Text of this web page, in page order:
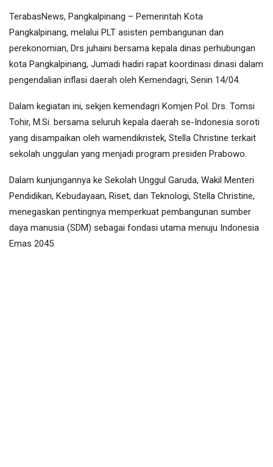
TerabasNews, Pangkalpinang – Pemerintah Kota
Pangkalpinang, melalui PLT asisten pembangunan dan
perekonomian, Drs juhaini bersama kepala dinas perhubungan
kota Pangkalpinang, Jumadi hadiri rapat koordinasi dinasi dalam
pengendalian inflasi daerah oleh Kemendagri, Senin 14/04.
‎Dalam kegiatan ini, sekjen kemendagri Komjen Pol. Drs. Tomsi
Tohir, M.Si. bersama seluruh kepala daerah se-Indonesia soroti
yang disampaikan oleh wamendikristek, Stella Christine terkait
sekolah unggulan yang menjadi program presiden Prabowo.
‎Dalam kunjungannya ke Sekolah Unggul Garuda, Wakil Menteri
Pendidikan, Kebudayaan, Riset, dan Teknologi, Stella Christine,
menegaskan pentingnya memperkuat pembangunan sumber
daya manusia (SDM) sebagai fondasi utama menuju Indonesia
Emas 2045.